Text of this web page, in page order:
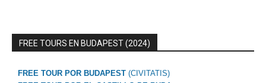
FREE TOURS EN BUDAPEST (2024)
FREE TOUR POR BUDAPEST (CIVITATIS)